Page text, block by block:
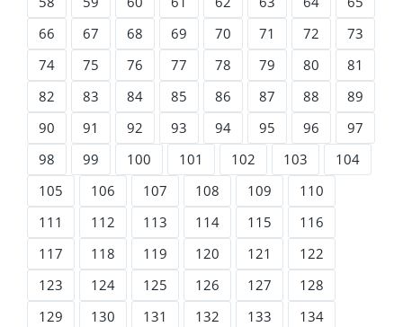
66
67 68 69 70 71 72
73
74
75 76 77 78 79 80
81
82
83 84 85 86 87 88
89
90
91 92 93 94 95 96
97
98
99 100 101 102 103
104
105
106 107 108 109
110
111
112 113 114 115
116
117
118 119 120 121
122
123
124 125 126 127
128
129
130 131 132 133
134